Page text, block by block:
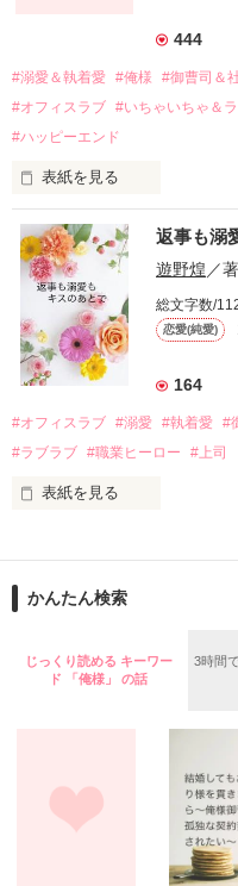
それから約十二年後。
過去の傷から、二度と会い
運命のような再会を果たす
酔った勢いで一夜を共にし
さらに、美桜が初めてだと
『責任をとる、結婚しよう
戸惑う美桜とは裏腹に、好
甘やかしてくる。
そんなある日、哲平は美桜
遭っていることを知る。
美桜を守るため、哲平は
夏木美桜(なつきみお)
鳴海哲平 (なるみてっぺい)
2026.6.5～2026.7.25
＊以前、公開していた話の
444
#溺愛＆執着愛 #俺様 #御曹司＆
#オフィスラブ #いちゃいちゃ＆
#ハッピーエンド
表紙を見る
おかしな噂を流されて前
桜は、海外で傷心旅行をし
い、酒の勢いもあり一夜限
帰国後、美桜は新しい職
なんと彼の正体は、とあ
れて起業した新進気鋭の実
――御影恭司その人だった
なぜか恭司から飼い猫の
返事も溺
遊野煌 ／著
総文字数/
恋愛(純愛)
164
#オフィスラブ #溺愛 #執着愛 #
#ラブラブ #職業ヒーロー #上司
表紙を見る
ションの企画戦略室で働い
めた、同期で恋人の石垣守
いた。
守と由羅から『便利屋雛子
鷹哉『宜しくな、俺の雛子
雛子『俺の……ひぃ、雛子
シゴデキで冷徹な上司が
かんたん検索
じっくり読める キーワー
ド 「俺様」 の話
3時間